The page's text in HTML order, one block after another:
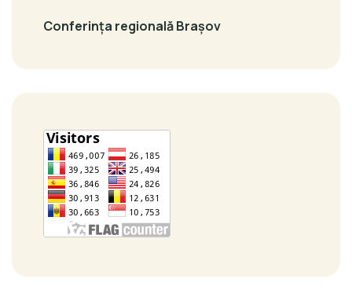
Conferința regională Brașov